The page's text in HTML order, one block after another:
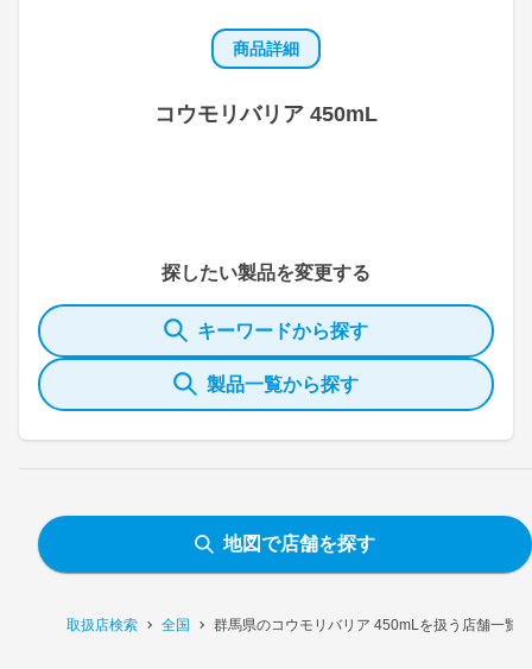
取扱店検索 全国 群馬県のコウモリバリア 450mLを扱う店舗一覧
商品詳細
コウモリバリア 450mL
探したい製品を変更する
キーワードから探す
製品一覧から探す
地図で店舗を探す